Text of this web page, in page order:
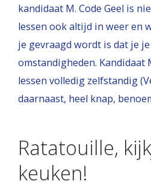
kandidaat M. Code Geel is
lessen ook altijd in weer en
je gevraagd wordt is dat je
omstandigheden. Kandidaat
lessen volledig zelfstandig
daarnaast, heel knap,
Ratatouille,
keuken!